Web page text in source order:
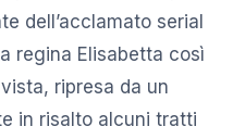
dell’acclamato serial
regina Elisabetta così
ripresa da un
in risalto alcuni tratti